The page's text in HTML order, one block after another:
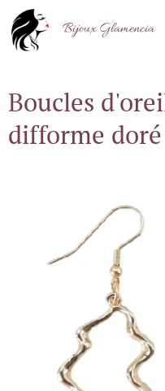
Bijoux Glamencia
Boucles
difforme